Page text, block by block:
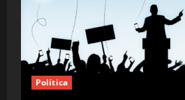
Política